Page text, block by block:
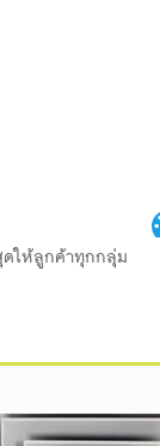
ให้ลูกค้าทุกกลุ่ม